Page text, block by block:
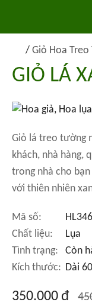
/ Giỏ Hoa Treo
GIỎ LÁ
Giỏ lá treo tường
khách, nhà hàng,
trong nhà cho
với thiên nhiên
Mã số:
Chất liệu:
Lụa
Tình trạng:
Còn
Kích thước: Dài
350.000 đ